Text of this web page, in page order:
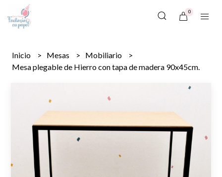
0
Inicio Mesas
Mobiliario
Mesa plegable de Hierro con tapa de madera 90x45cm.